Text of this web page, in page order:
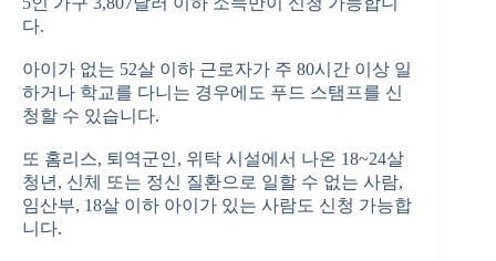
다.
아이가 없는 52살 이하 근로자가 주 80시간 이상 일
하거나 학교를 다니는 경우에도 푸드 스탬프를 신
청할 수 있습니다.
또 홈리스, 퇴역군인, 위탁 시설에서 나온 18~24살
청년, 신체 또는 정신 질환으로 일할 수 없는 사람,
임산부, 18살 이하 아이가 있는 사람도 신청 가능합
니다.